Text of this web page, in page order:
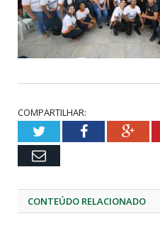
COMPARTILHAR:
TwitterFacebook
Email
CONTEÚDO RELACIONADO